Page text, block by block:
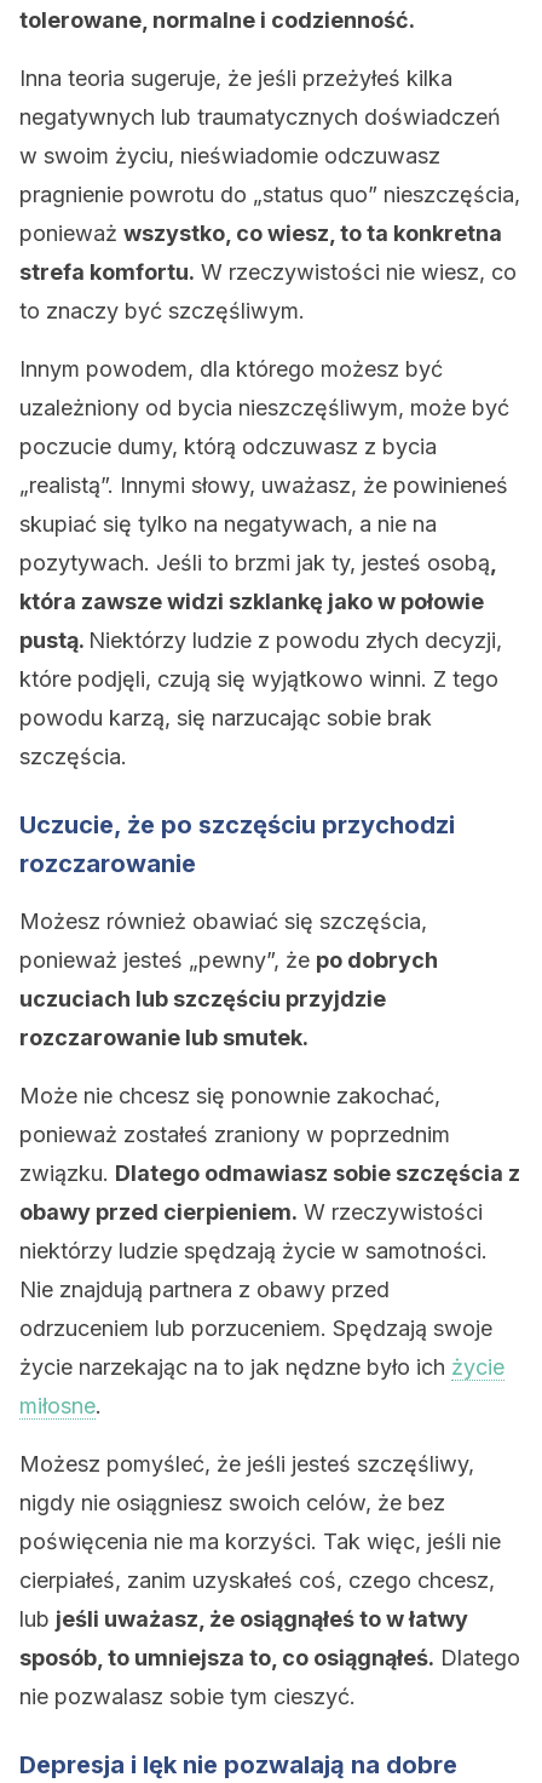
tolerowane, normalne i codzienność.
Inna teoria sugeruje, że jeśli przeżyłeś kilka
negatywnych lub traumatycznych doświadczeń
w swoim życiu, nieświadomie odczuwasz
pragnienie powrotu do „status quo” nieszczęścia,
ponieważ wszystko, co wiesz, to ta konkretna
strefa komfortu. W rzeczywistości nie wiesz, co
to znaczy być szczęśliwym.
Innym powodem, dla którego możesz być
uzależniony od bycia nieszczęśliwym, może być
poczucie dumy, którą odczuwasz z bycia
„realistą”. Innymi słowy, uważasz, że powinieneś
skupiać się tylko na negatywach, a nie na
pozytywach. Jeśli to brzmi jak ty, jesteś osobą
która zawsze widzi szklankę jako w połowie
pustą. Niektórzy ludzie z powodu złych decyzji,
które podjęli, czują się wyjątkowo winni. Z tego
powodu karzą, się narzucając sobie brak
szczęścia.
Uczucie, że po szczęściu przychodzi
rozczarowanie
Możesz również obawiać się szczęścia,
ponieważ jesteś „pewny”, że po dobrych
uczuciach lub szczęściu przyjdzie
rozczarowanie lub smutek.
Może nie chcesz się ponownie zakochać,
ponieważ zostałeś zraniony w poprzednim
związku. Dlatego odmawiasz sobie szczęścia z
obawy przed cierpieniem. W rzeczywistości
niektórzy ludzie spędzają życie w samotności.
Nie znajdują partnera z obawy przed
odrzuceniem lub porzuceniem. Spędzają swoje
życie narzekając na to jak nędzne było ich życie
miłosne.
Możesz pomyśleć, że jeśli jesteś szczęśliwy,
nigdy nie osiągniesz swoich celów, że bez
poświęcenia nie ma korzyści. Tak więc, jeśli nie
cierpiałeś, zanim uzyskałeś coś, czego chcesz,
lub jeśli uważasz, że osiągnąłeś to w łatwy
sposób, to umniejsza to, co osiągnąłeś. Dlatego
nie pozwalasz sobie tym cieszyć.
Depresja i lęk nie pozwalają na dobre